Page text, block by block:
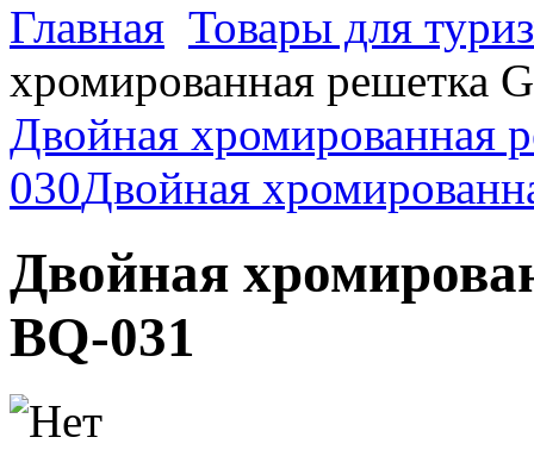
Главная Товары для
хромированная решетка
Двойная хромированная
030Двойная
Двойная
BQ-031